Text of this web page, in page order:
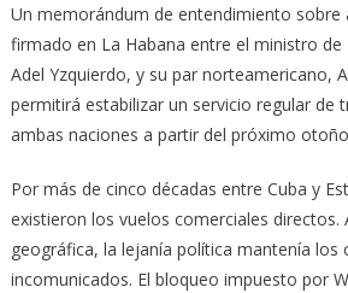
Un memorándum de entendimiento sobre
firmado en La Habana entre el ministro
Adel Yzquierdo, y su par norteamericano,
permitirá estabilizar un servicio regular de
ambas naciones a partir del próximo
Por más de cinco décadas entre Cuba y
existieron los vuelos comerciales directos.
geográfica, la lejanía política mantenía los
incomunicados. El bloqueo impuesto por